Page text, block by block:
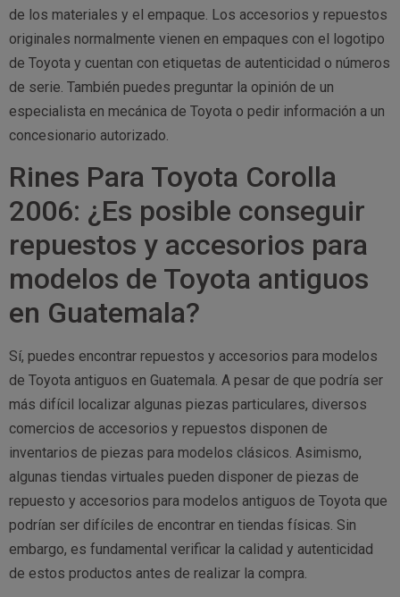
de los materiales y el empaque. Los accesorios y repuestos
originales normalmente vienen en empaques con el logotipo
de Toyota y cuentan con etiquetas de autenticidad o números
de serie. También puedes preguntar la opinión de un
especialista en mecánica de Toyota o pedir información a un
concesionario autorizado.
Rines Para Toyota Corolla
2006: ¿Es posible conseguir
repuestos y accesorios para
modelos de Toyota antiguos
en Guatemala?
Sí, puedes encontrar repuestos y accesorios para modelos
de Toyota antiguos en Guatemala. A pesar de que podría ser
más difícil localizar algunas piezas particulares, diversos
comercios de accesorios y repuestos disponen de
inventarios de piezas para modelos clásicos. Asimismo,
algunas tiendas virtuales pueden disponer de piezas de
repuesto y accesorios para modelos antiguos de Toyota que
podrían ser difíciles de encontrar en tiendas físicas. Sin
embargo, es fundamental verificar la calidad y autenticidad
de estos productos antes de realizar la compra.